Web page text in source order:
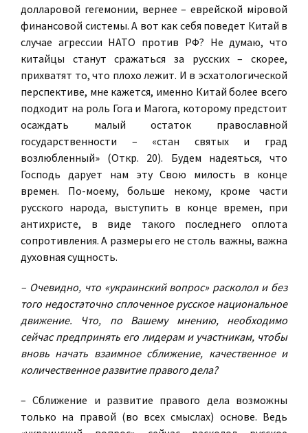
долларовой гегемонии, вернее – еврейской мiровой
финансовой системы. А вот как себя поведет Китай в
случае агрессии НАТО против РФ? Не думаю, что
китайцы станут сражаться за русских – скорее,
прихватят то, что плохо лежит. И в эсхатологической
перспективе, мне кажется, именно Китай более всего
подходит на роль Гога и Магога, которому предстоит
осаждать малый остаток православной
государственности – «стан святых и град
возлюбленный» (Откр. 20). Будем надеяться, что
Господь дарует нам эту Свою милость в конце
времен. По-моему, больше некому, кроме части
русского народа, выступить в конце времен, при
антихристе, в виде такого последнего оплота
сопротивления. А размеры его не столь важны, важна
духовная сущность.
– Очевидно, что «украинский вопрос» расколол и без
того недостаточно сплоченное русское национальное
движение. Что, по Вашему мнению, необходимо
сейчас предпринять его лидерам и участникам, чтобы
вновь начать взаимное сближение, качественное и
количественное развитие правого дела?
– Сближение и развитие правого дела возможны
только на правой (во всех смыслах) основе. Ведь